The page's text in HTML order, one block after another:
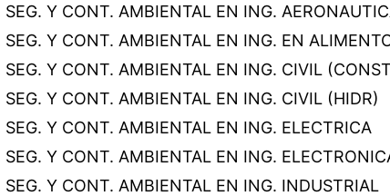
SEG. Y CONT. AMBIENTAL EN ING.
SEG. Y CONT. AMBIENTAL EN ING. EN
SEG. Y CONT. AMBIENTAL EN ING. CIVIL
SEG. Y CONT. AMBIENTAL EN ING. CIVIL (HIDR)
SEG. Y CONT. AMBIENTAL EN ING. ELECTRICA
SEG. Y CONT. AMBIENTAL EN ING.
SEG. Y CONT. AMBIENTAL EN ING. INDUSTRIAL